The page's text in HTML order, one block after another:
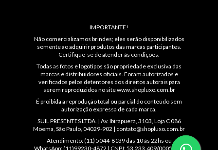
IMPORTANTE!
Não comercializamos brindes; eles serão disponibilizados
somente ao adquirir produtos das marcas participantes.
Certifique-se de atender às condições.
Todas as fotos e logotipos são propriedade exclusiva das
marcas e distribuidores oficiais. Foram autorizados e
verificados pelos detentores dos direitos autorais para
serem reproduzidos no sitewww.shopluxo.com.br
É proibida a reprodução total ou parcial do conteúdo sem
autorização expressa de cada marca.
SUIL PRESENTES LTDA. | Av. Ibirapuera, 3103, Loja C 086
Moema, São Paulo, 04029-902 | contato@shopluxo.com.br
Atendimento: (11) 5044-8139 das 10 ás 22hs ou
WhatsApp: (11)99230-4872 | CNPJ: 53.233.409/0005-48 |